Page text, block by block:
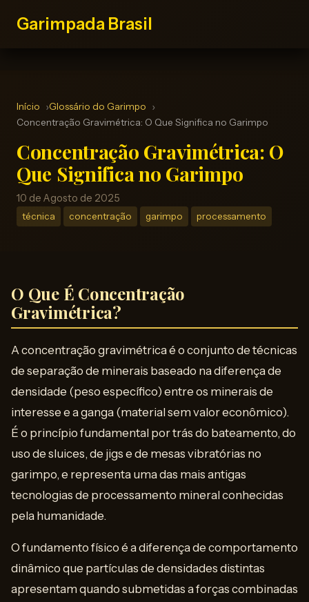
Garimpada Brasil
Início
Glossário do Garimpo
Concentração Gravimétrica: O Que Significa no Garimpo
Concentração Gravimétrica: O
Que Significa no Garimpo
10 de Agosto de 2025
técnica concentração garimpo processamento
O Que É Concentração
Gravimétrica?
A concentração gravimétrica é o conjunto de técnicas
de separação de minerais baseado na diferença de
densidade (peso específico) entre os minerais de
interesse e a ganga (material sem valor econômico).
É o princípio fundamental por trás do bateamento, do
uso de sluices, de jigs e de mesas vibratórias no
garimpo, e representa uma das mais antigas
tecnologias de processamento mineral conhecidas
pela humanidade.
O fundamento físico é a diferença de comportamento
dinâmico que partículas de densidades distintas
apresentam quando submetidas a forças combinadas